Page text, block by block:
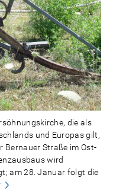
die als
und Europas gilt,
Bernauer Straße im Ost-
wird
am 28. Januar folgt die